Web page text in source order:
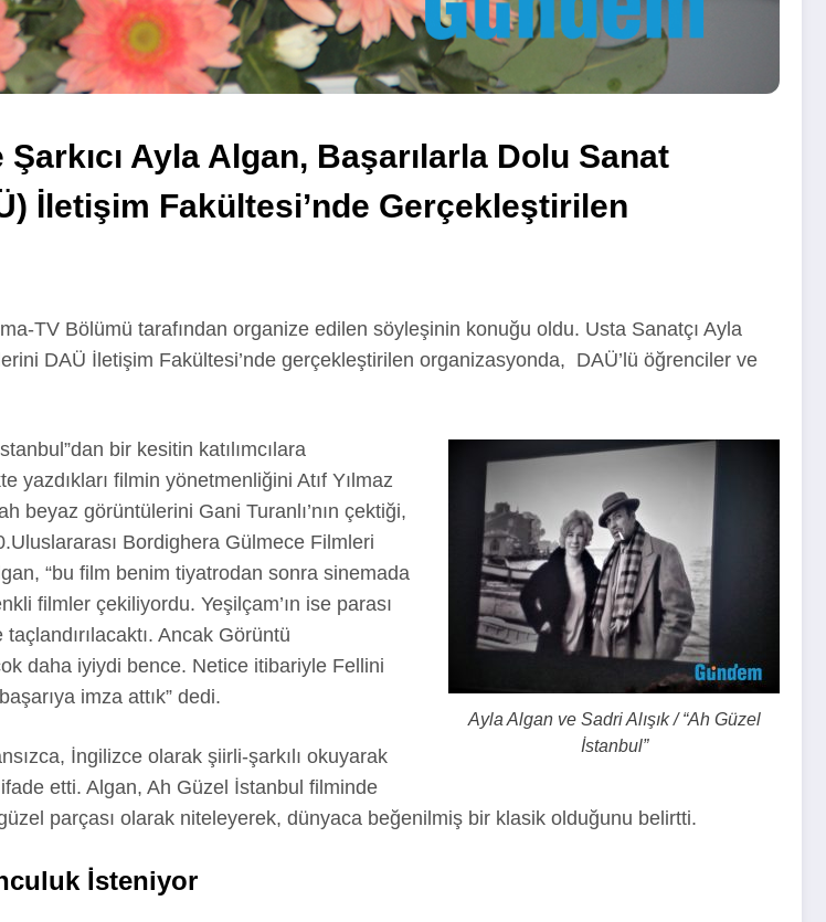
Ayla Algan, Başarılarla Dolu Sanat
İletişim Fakültesi’nde Gerçekleştirilen
TV Bölümü tarafından organize edilen söyleşinin konuğu oldu. Usta Sanatçı Ayla
DAÜ İletişim Fakültesi’nde gerçekleştirilen organizasyonda, DAÜ’lü öğrenciler ve
Ayla Algan ve Sadri Alışık / “Ah Güzel
İstanbul”
bir kesitin katılımcılara
yazdıkları filmin yönetmenliğini Atıf Yılmaz
beyaz görüntülerini Gani Turanlı’nın çektiği,
Bordighera Gülmece Filmleri
“bu film benim tiyatrodan sonra sinemada
filmler çekiliyordu. Yeşilçam’ın ise parası
Ancak Görüntü
daha iyiydi bence. Netice itibariyle Fellini
imza attık” dedi.
İngilizce olarak şiirli-şarkılı okuyarak
etti. Algan, Ah Güzel İstanbul filminde
parçası olarak niteleyerek, dünyaca beğenilmiş bir klasik olduğunu belirtti.
İsteniyor